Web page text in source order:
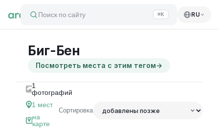
Поиск по сайту ⌘K RU
Биг-Бен
Посмотреть места с этим тегом→
1
фотографий
1 мест
на
карте
Сортировка